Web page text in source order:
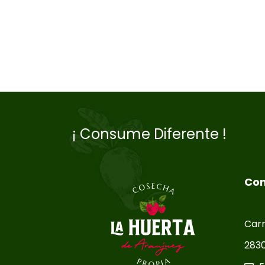
¡ Consume Diferente !